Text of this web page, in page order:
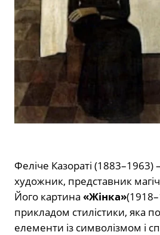
Феліче Казораті (1883–1963)
художник, представник
Його картина «Жінка»
прикладом стилістики, яка
елементи із символізмом і